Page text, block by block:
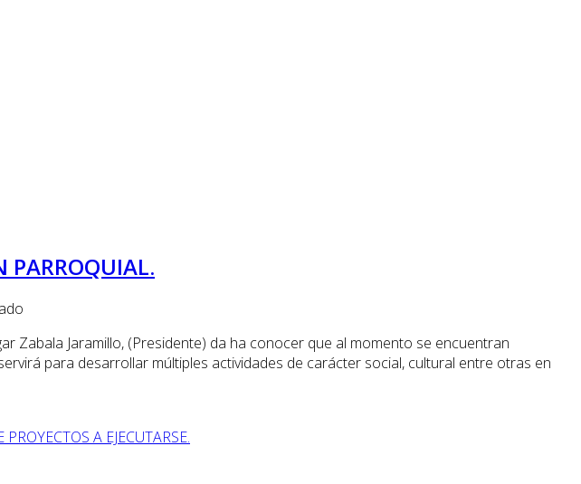
PARROQUIAL.
Zabala Jaramillo, (Presidente) da ha conocer que al momento se encuentran
para desarrollar múltiples actividades de carácter social, cultural entre otras en
A EJECUTARSE.